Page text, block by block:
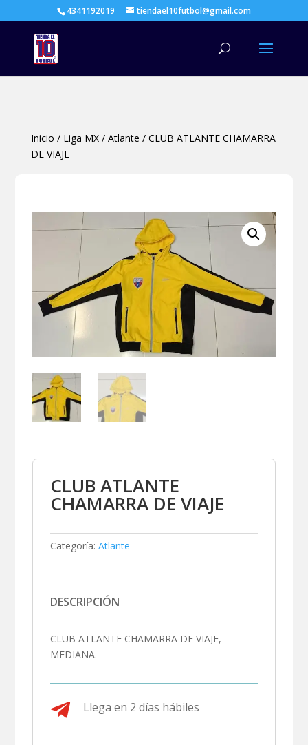
4341192019 tiendael10futbol@gmail.com
Inicio / Liga MX/ Atlante / CLUB ATLANTE CHAMARRA
DE VIAJE
CLUB ATLANTE
CHAMARRA DE VIAJE
Categoría: Atlante
DESCRIPCIÓN
CLUB ATLANTE CHAMARRA DE VIAJE,
MEDIANA.
 Llega en 2 días hábiles